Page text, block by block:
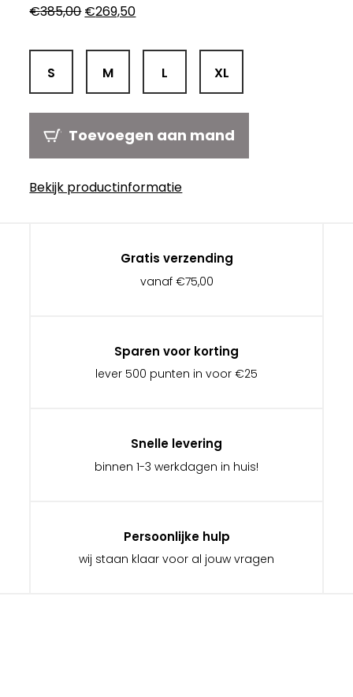
€385,00 Oorspronkelijke
was:
€385,00.
€269,50Huidige
is:
€269,50.
S M L XL
Toevoegen aan mand
Bekijk productinformatie
Gratis verzending
vanaf €75,00
Sparen voor korting
lever 500 punten in voor €25
Snelle levering
binnen 1-3 werkdagen in huis!
Persoonlijke hulp
wij staan klaar voor al jouw vragen